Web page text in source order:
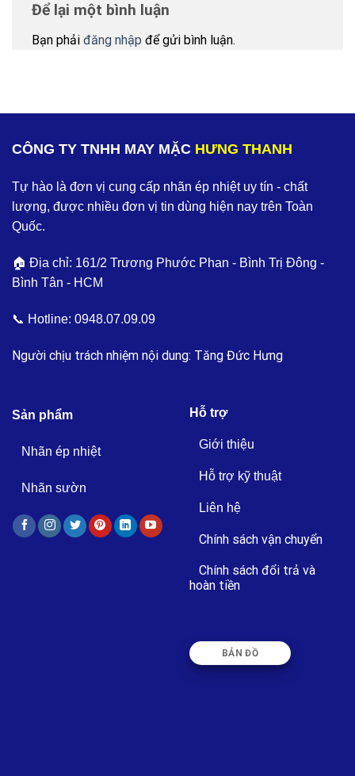
Để lại một bình luận
Bạn phải đăng nhập để gửi bình luận.
CÔNG TY TNHH MAY MẶC HƯNG THANH
Tự hào là đơn vị cung cấp nhãn ép nhiệt uy tín - chất
lượng, được nhiều đơn vị tin dùng hiện nay trên Toàn
Quốc.
🏠 Địa chỉ: 161/2 Trương Phước Phan - Bình Trị Đông -
Bình Tân - HCM
📞 Hotline: 0948.07.09.09
Người chịu trách nhiệm nội dung: Tăng Đức Hưng
Sản phẩm
Nhãn ép nhiệt
Nhãn sườn
Hỗ trợ
Giới thiệu
Hỗ trợ kỹ thuật
Liên hệ
Chính sách vận chuyển
Chính sách đổi trả và
hoàn tiền
BẢN ĐỒ